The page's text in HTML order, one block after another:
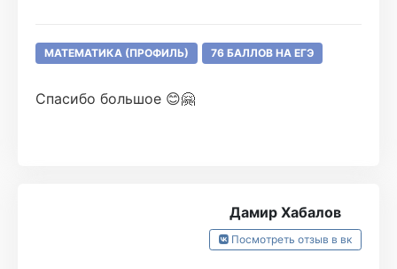
МАТЕМАТИКА (ПРОФИЛЬ) 76 БАЛЛОВ НА ЕГЭ
Спасибо большое 😊🤗
Дамир Хабалов
Посмотреть отзыв в вк